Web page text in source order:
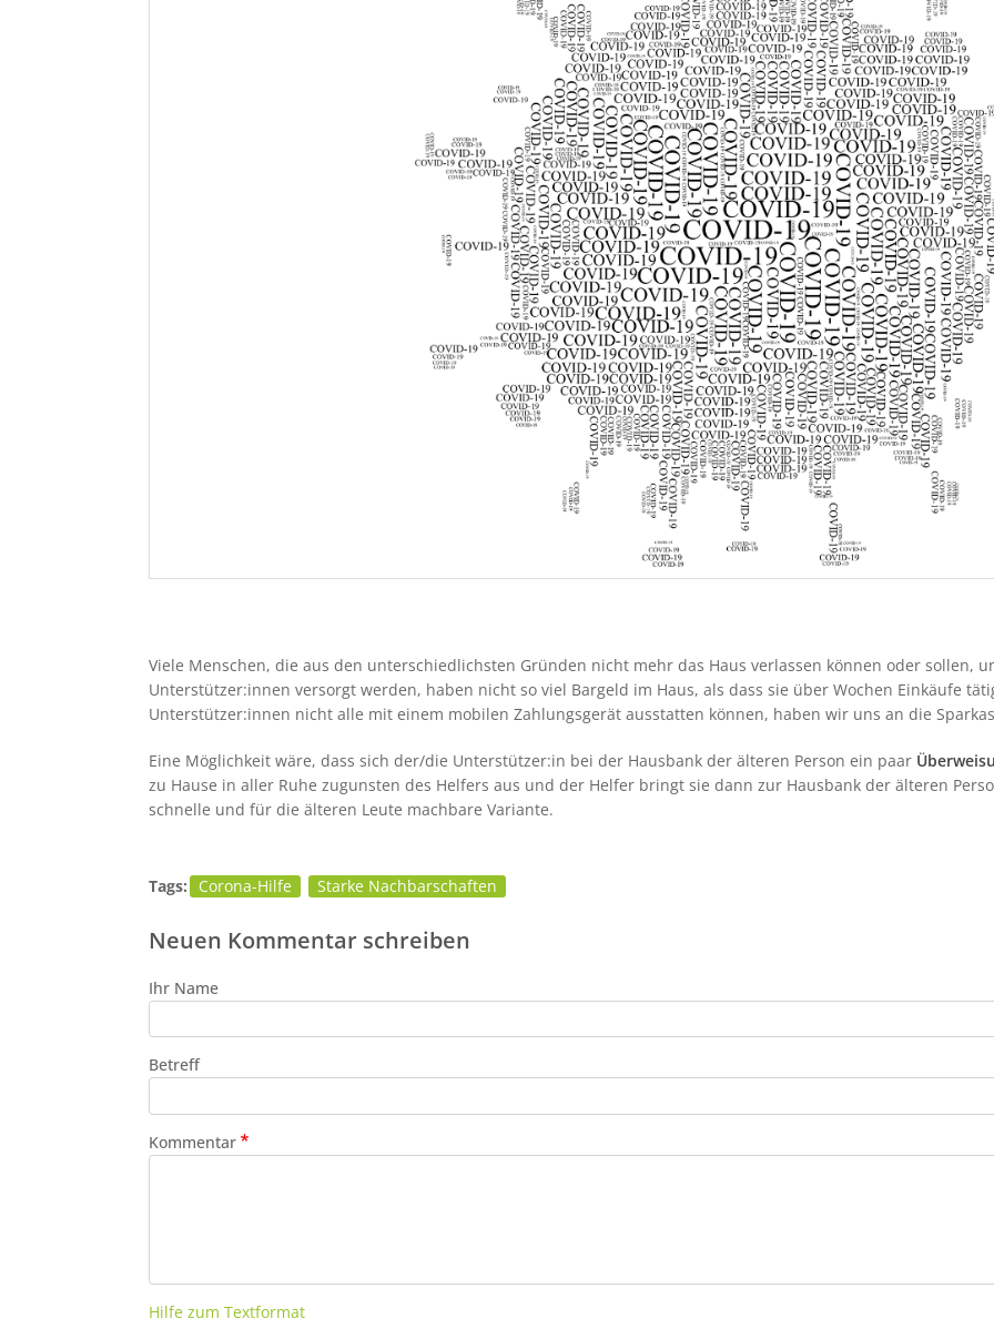
Viele Menschen, die aus den unterschiedlichsten Gründen nicht mehr das Haus verlassen können oder sollen,
Unterstützer:innen versorgt werden, haben nicht so viel Bargeld im Haus, als dass sie über Wochen Einkäufe
Unterstützer:innen nicht alle mit einem mobilen Zahlungsgerät ausstatten können, haben wir uns an die
Eine Möglichkeit wäre, dass sich der/die Unterstützer:in bei der Hausbank der älteren Person ein paar
zu Hause in aller Ruhe zugunsten des Helfers aus und der Helfer bringt sie dann zur Hausbank der älteren
schnelle und für die älteren Leute machbare Variante.
Tags: Corona-Hilfe Starke Nachbarschaften
Neuen Kommentar schreiben
Ihr Name
Betreff
Kommentar
Hilfe zum Textformat